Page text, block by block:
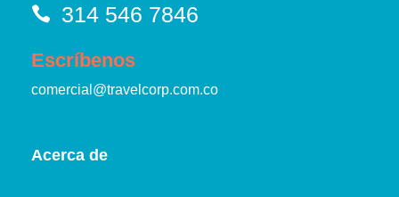
314 546 7846
Escríbenos
comercial@travelcorp.com.co
Acerca de